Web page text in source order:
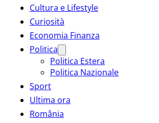
Cultura e Lifestyle
Curiosità
Economia Finanza
Politica
Politica Estera
Politica Nazionale
Sport
Ultima ora
România